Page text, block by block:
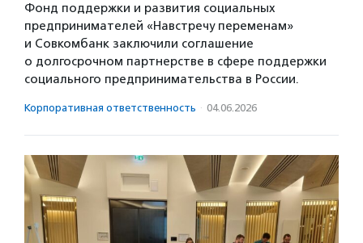
Фонд поддержки и развития социальных
предпринимателей «Навстречу переменам»
и Совкомбанк заключили соглашение
о долгосрочном партнерстве в сфере поддержки
социального предпринимательства в России.
Корпоративная ответственность · 04.06.2026